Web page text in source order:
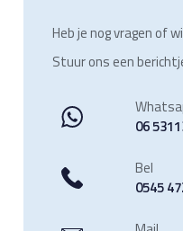
Heb je nog vragen of
Stuur ons een
06
Bel
0545